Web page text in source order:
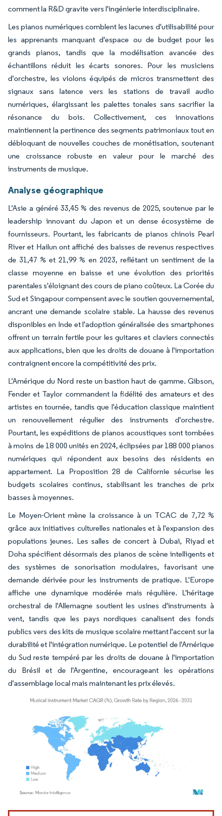
comment la R&D gravite vers l'ingénierie interdisciplinaire.
Les pianos numériques comblent les lacunes d'utilisabilité pour
les apprenants manquant d'espace ou de budget pour les
grands pianos, tandis que la modélisation avancée des
échantillons réduit les écarts sonores. Pour les musiciens
d'orchestre, les violons équipés de micros transmettent des
signaux sans latence vers les stations de travail audio
numériques, élargissant les palettes tonales sans sacrifier la
résonance du bois. Collectivement, ces innovations
maintiennent la pertinence des segments patrimoniaux tout en
débloquant de nouvelles couches de monétisation, soutenant
une croissance robuste en valeur pour le marché des
instruments de musique.
Analyse géographique
L'Asie a généré 33,45 % des revenus de 2025, soutenue par le
leadership innovant du Japon et un dense écosystème de
fournisseurs. Pourtant, les fabricants de pianos chinois Pearl
River et Hailun ont affiché des baisses de revenus respectives
de 31,47 % et 21,99 % en 2023, reflétant un sentiment de la
classe moyenne en baisse et une évolution des priorités
parentales s'éloignant des cours de piano coûteux. La Corée du
Sud et Singapour compensent avec le soutien gouvernemental,
ancrant une demande scolaire stable. La hausse des revenus
disponibles en Inde et l'adoption généralisée des smartphones
offrent un terrain fertile pour les guitares et claviers connectés
aux applications, bien que les droits de douane à l'importation
contraignent encore la compétitivité des prix.
L'Amérique du Nord reste un bastion haut de gamme. Gibson,
Fender et Taylor commandent la fidélité des amateurs et des
artistes en tournée, tandis que l'éducation classique maintient
un renouvellement régulier des instruments d'orchestre.
Pourtant, les expéditions de pianos acoustiques sont tombées
à moins de 18 000 unités en 2024, éclipsées par 188 000 pianos
numériques qui répondent aux besoins des résidents en
appartement. La Proposition 28 de Californie sécurise les
budgets scolaires continus, stabilisant les tranches de prix
basses à moyennes.
Le Moyen-Orient mène la croissance à un TCAC de 7,72 %
grâce aux initiatives culturelles nationales et à l'expansion des
populations jeunes. Les salles de concert à Dubaï, Riyad et
Doha spécifient désormais des pianos de scène intelligents et
des systèmes de sonorisation modulaires, favorisant une
demande dérivée pour les instruments de pratique. L'Europe
affiche une dynamique modérée mais régulière. L'héritage
orchestral de l'Allemagne soutient les usines d'instruments à
vent, tandis que les pays nordiques canalisent des fonds
publics vers des kits de musique scolaire mettant l'accent sur la
durabilité et l'intégration numérique. Le potentiel de l'Amérique
du Sud reste tempéré par les droits de douane à l'importation
du Brésil et de l'Argentine, encourageant les opérations
d'assemblage local mais maintenant les prix élevés.
Image © Mordor Intelligence. La réutilisation nécessite une attribution sous CC BY